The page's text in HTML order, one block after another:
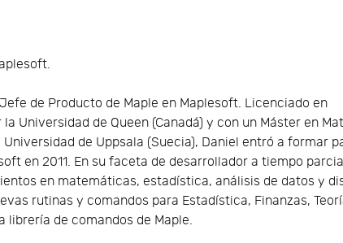
de Producto de Maple en Maplesoft. Licenciado en
Universidad de Queen (Canadá) y con un Máster en
de Uppsala (Suecia), Daniel entró a formar
en 2011. En su faceta de desarrollador a tiempo
en matemáticas, estadística, análisis de datos y
rutinas y comandos para Estadística, Finanzas,
librería de comandos de Maple.